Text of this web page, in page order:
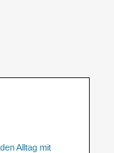
Alltag mit